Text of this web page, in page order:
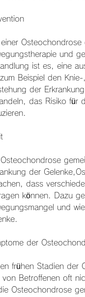
und
ist es, eine
Beispiel den
der
das Risiko für
Osteochondrose
der
dass
können. Dazu
und
der
frühen Stadien der
von Betroffenen oft
Osteochondrose